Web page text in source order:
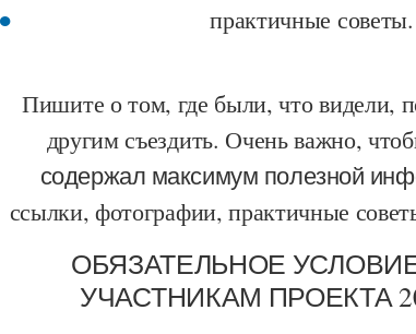
практичные советы.
Пишите о том, где были, что видели,
другим съездить. Очень важно,
содержал максимум полезной
ссылки, фотографии, практичные
ОБЯЗАТЕЛЬНОЕ
УЧАСТНИКАМ ПРОЕКТА